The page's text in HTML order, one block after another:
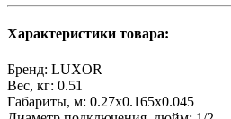
Характеристики товара:
Бренд: LUXOR
Вес, кг: 0.51
Габариты, м: 0.27x0.165x0.045